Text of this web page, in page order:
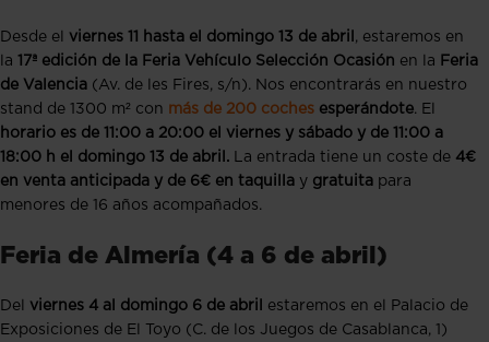
Desde el viernes 11 hasta el domingo 13 de abril , estaremos en
la 17ª edición de la Feria Vehículo Selección Ocasión en la Feria
de Valencia (Av. de les Fires, s/n). Nos encontrarás en nuestro
stand de 1300 m² con más de 200 coches esperándote. El
horario es de 11:00 a 20:00 el viernes y sábado y de 11:00 a
18:00 h el domingo 13 de abril. La entrada tiene un coste de 4€
en venta anticipada y de 6€ en taquilla y gratuita para
menores de 16 años acompañados.
Feria de Almería (4 a 6 de abril)
Del viernes 4 al domingo 6 de abril
estaremos en el Palacio de
Exposiciones de El Toyo (C. de los Juegos de Casablanca, 1)